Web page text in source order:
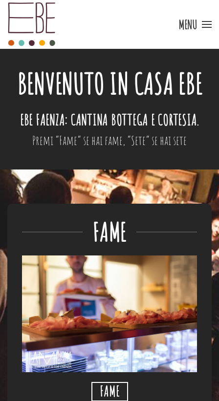
Skip to main content MENU
BENVENUTO IN CASA EBE
EBE FAENZA: CANTINA BOTTEGA E CORTESIA.
Premi “Fame” se hai fame, “Sete” se hai sete
FAME
FAME